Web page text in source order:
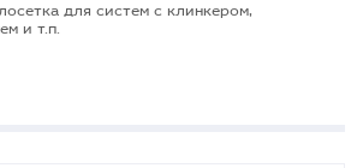
для систем с клинкером,
и т.п.